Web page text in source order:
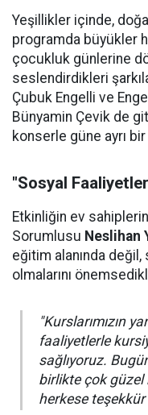
Yeşillikler içinde,
programda büyükler
çocukluk günlerine
seslendirdikleri
Çubuk Engelli ve
Bünyamin Çevik de
konserle güne ayrı
"Sosyal
Etkinliğin ev
Sorumlusu Neslihan
eğitim alanında
olmalarını
"Kurslarımızın
faaliyetlerle
sağlıyoruz.
birlikte çok güzel
herkese teşekkür